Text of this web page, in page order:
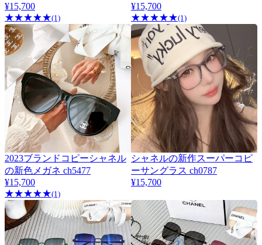
CH4245
¥15,700
★★★★★(1)
¥15,700
★★★★★(1)
2023ブランドコピーシャネル
の新色メガネ ch5477
¥15,700
★★★★★(1)
シャネルの新作スーパーコピ
ーサングラス ch0787
¥15,700